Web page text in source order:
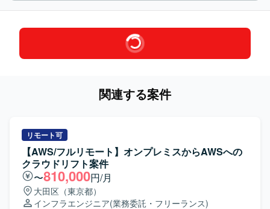
関連する案件
リモート可
【AWS/フルリモート】オンプレミスからAWSへの
クラウドリフト案件
〜810,000円/月
大田区（東京都）
インフラエンジニア(業務委託・フリーランス)